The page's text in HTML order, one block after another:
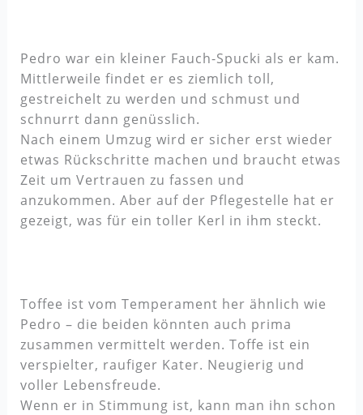
Pedro war ein kleiner Fauch-Spucki als er kam.
Mittlerweile findet er es ziemlich toll,
gestreichelt zu werden und schmust und
schnurrt dann genüsslich.
Nach einem Umzug wird er sicher erst wieder
etwas Rückschritte machen und braucht etwas
Zeit um Vertrauen zu fassen und
anzukommen. Aber auf der Pflegestelle hat er
gezeigt, was für ein toller Kerl in ihm steckt.
Toffee ist vom Temperament her ähnlich wie
Pedro – die beiden könnten auch prima
zusammen vermittelt werden. Toffe ist ein
verspielter, raufiger Kater. Neugierig und
voller Lebensfreude.
Wenn er in Stimmung ist, kann man ihn schon